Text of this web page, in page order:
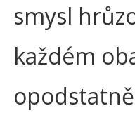
smysl
každém